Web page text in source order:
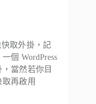
快取外掛，記
個 WordPress
當然若你目
再啟用